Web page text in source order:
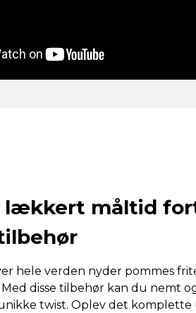
lækkert måltid
hele verden nyder pommes
disse tilbehør kan du nemt
twist. Oplev det komplette